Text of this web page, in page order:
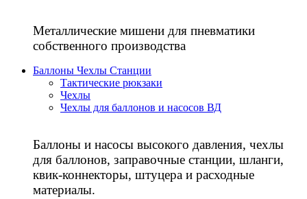
Металлические мишени для пневматики
собственного производства
Баллоны Чехлы Станции
Тактические рюкзаки
Чехлы
Чехлы для баллонов и насосов ВД
Баллоны и насосы высокого давления, чехлы
для баллонов, заправочные станции, шланги,
квик-коннекторы, штуцера и расходные
материалы.